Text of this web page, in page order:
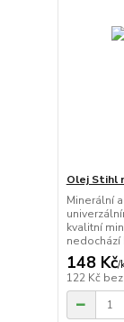
Olej Stihl
Minerální
kvalitní
nedochází
148 Kč/
122 Kč